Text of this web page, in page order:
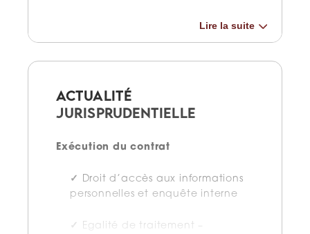
retraite, impact sur les cotisations
des IJSS
supplémentaire de naissance
Contribution OETH : reconduction
de la déductibilité des dépenses
Lire la suite
ACTUALITÉ
JURISPRUDENTIELLE
Exécution du contrat
Droit d’accès aux informations
personnelles et enquête interne
Egalité de traitement –